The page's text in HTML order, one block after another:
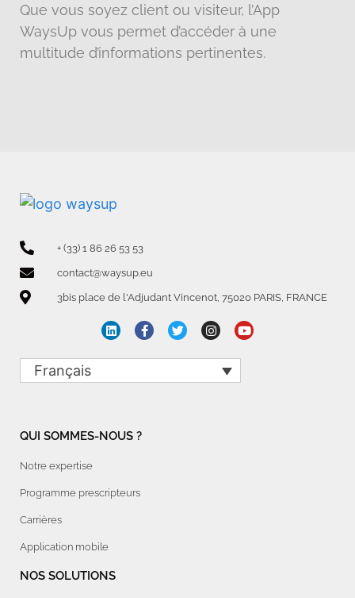
Que vous soyez client ou visiteur, l’App
WaysUp vous permet d’accéder à une
multitude d’informations pertinentes.
+ (33) 1 86 26 53 53
contact@waysup.eu
3bis place de l'Adjudant Vincenot, 75020 PARIS, FRANCE
Français
QUI SOMMES-NOUS ?
Notre expertise
Programme prescripteurs
Carrières
Application mobile
NOS SOLUTIONS